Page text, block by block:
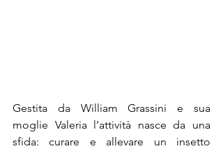
Gestita da William Grassini e sua
moglie Valeria l’attività nasce da una
sfida: curare e allevare un insetto